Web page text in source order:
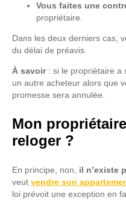
Vous faites une
propriétaire.
Dans les deux derniers cas,
du délai de préavis.
À savoir: si le propriétaire a
un autre acheteur alors que
promesse sera annulée.
Mon
reloger ?
En principe, non, il n’existe
veut vendre son
loi prévoit une exception en